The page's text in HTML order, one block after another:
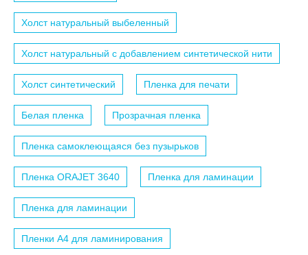
Холст натуральный выбеленный
Холст натуральный с добавлением синтетической нити
Холст синтетический Пленка для печати
Белая пленка Прозрачная пленка
Пленка самоклеющаяся без пузырьков
Пленка ORAJET 3640 Пленка для ламинации
Пленка для ламинации
Пленки A4 для ламинирования